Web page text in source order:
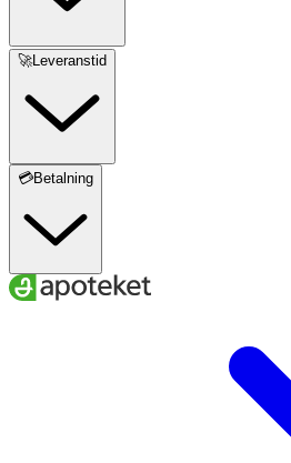
🚀Leveranstid
💳Betalning